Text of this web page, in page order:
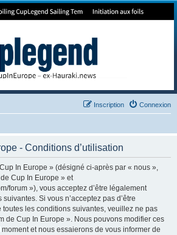
Europe
Connexion
Inscription
- Conditions d’utilisation
In Europe » (désigné ci-après par « nous »,
Cup In Europe » et
forum »), vous acceptez d’être légalement
Si vous n’acceptez pas d’être
toutes les conditions suivantes, veuillez ne pas
de Cup In Europe ». Nous pouvons modifier ces
et nous essaierons de vous informer de